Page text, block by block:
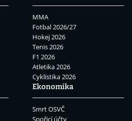
MMA
Fotbal 2026/27
Hokej 2026
Tenis 2026
F1 2026
Atletika 2026
Cyklistika 2026
Ekonomika
Smrt OSVČ
Spořicí účty